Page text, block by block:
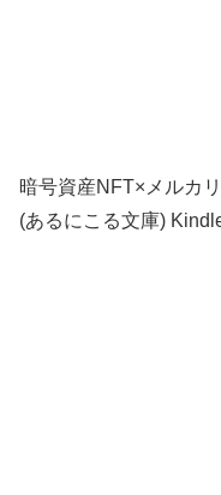
暗号資産NFT×メルカ
(あるにこる文庫)